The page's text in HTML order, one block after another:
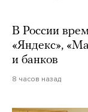
В России
«Яндекс»,
и банков
8 часов назад